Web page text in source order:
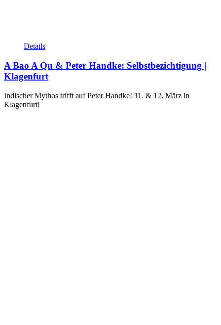
Details
A Bao A Qu & Peter Handke: Selbstbezichtigung |
Klagenfurt
Indischer Mythos trifft auf Peter Handke! 11. & 12. März in
Klagenfurt!